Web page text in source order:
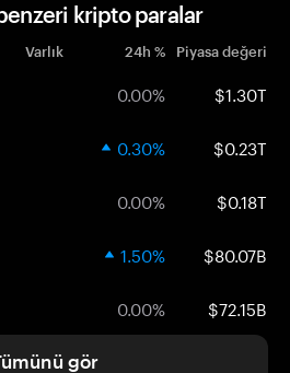
kripto paralar
Varlık 24h % Piyasa değeri
0.00% $1.30T
0.30% $0.23T
0.00% $0.18T
1.50% $80.07B
0.00% $72.15B
gör